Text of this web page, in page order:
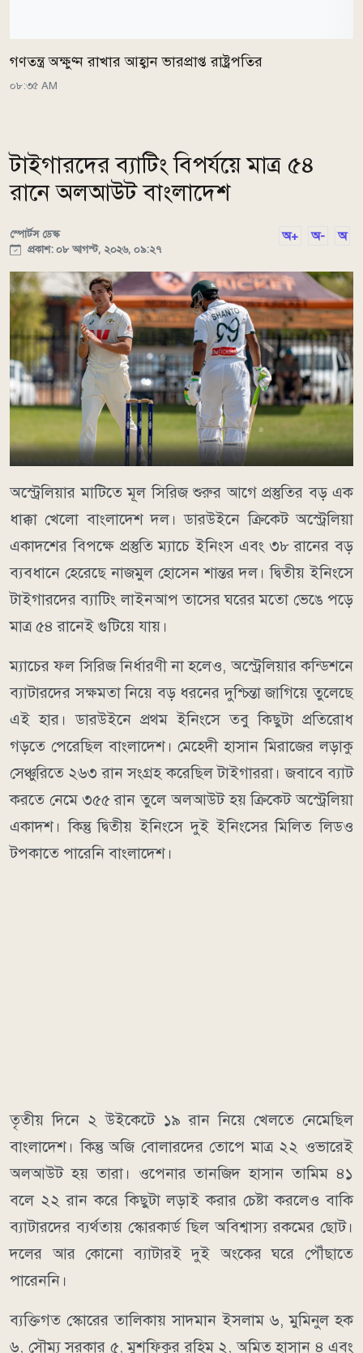
গণতন্ত্র অক্ষুণ্ন রাখার আহ্বান ভারপ্রাপ্ত রাষ্ট্রপতির
০৮:৩৫ AM
টাইগারদের ব্যাটিং বিপর্যয়ে মাত্র ৫৪
রানে অলআউট বাংলাদেশ
স্পোর্টস ডেস্ক
প্রকাশ: ০৮ আগস্ট, ২০২৬, ০৯:২৭
অ+ অ- অ
অস্ট্রেলিয়ার মাটিতে মূল সিরিজ শুরুর আগে প্রস্তুতির বড় এক
ধাক্কা খেলো বাংলাদেশ দল। ডারউইনে ক্রিকেট অস্ট্রেলিয়া
একাদশের বিপক্ষে প্রস্তুতি ম্যাচে ইনিংস এবং ৩৮ রানের বড়
ব্যবধানে হেরেছে নাজমুল হোসেন শান্তর দল। দ্বিতীয় ইনিংসে
টাইগারদের ব্যাটিং লাইনআপ তাসের ঘরের মতো ভেঙে পড়ে
মাত্র ৫৪ রানেই গুটিয়ে যায়।
ম্যাচের ফল সিরিজ নির্ধারণী না হলেও, অস্ট্রেলিয়ার কন্ডিশনে
ব্যাটারদের সক্ষমতা নিয়ে বড় ধরনের দুশ্চিন্তা জাগিয়ে তুলেছে
এই হার। ডারউইনে প্রথম ইনিংসে তবু কিছুটা প্রতিরোধ
গড়তে পেরেছিল বাংলাদেশ। মেহেদী হাসান মিরাজের লড়াকু
সেঞ্চুরিতে ২৬৩ রান সংগ্রহ করেছিল টাইগাররা। জবাবে ব্যাট
করতে নেমে ৩৫৫ রান তুলে অলআউট হয় ক্রিকেট অস্ট্রেলিয়া
একাদশ। কিন্তু দ্বিতীয় ইনিংসে দুই ইনিংসের মিলিত লিডও
টপকাতে পারেনি বাংলাদেশ।
তৃতীয় দিনে ২ উইকেটে ১৯ রান নিয়ে খেলতে নেমেছিল
বাংলাদেশ। কিন্তু অজি বোলারদের তোপে মাত্র ২২ ওভারেই
অলআউট হয় তারা। ওপেনার তানজিদ হাসান তামিম ৪১
বলে ২২ রান করে কিছুটা লড়াই করার চেষ্টা করলেও বাকি
ব্যাটারদের ব্যর্থতায় স্কোরকার্ড ছিল অবিশ্বাস্য রকমের ছোট।
দলের আর কোনো ব্যাটারই দুই অংকের ঘরে পৌঁছাতে
পারেননি।
ব্যক্তিগত স্কোরের তালিকায় সাদমান ইসলাম ৬, মুমিনুল হক
৬, সৌম্য সরকার ৫, মুশফিকুর রহিম ২, অমিত হাসান ৪ এবং